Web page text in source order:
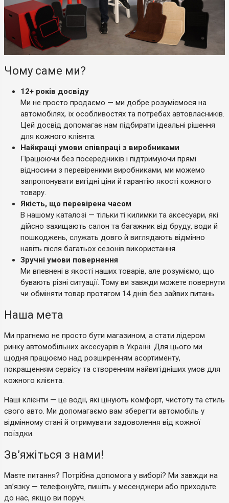
Чому саме ми?
12+ років досвіду
Ми не просто продаємо — ми добре розуміємося на
автомобілях, їх особливостях та потребах автовласників.
Цей досвід допомагає нам підбирати ідеальні рішення
для кожного клієнта.
Найкращі умови співпраці з виробниками
Працюючи без посередників і підтримуючи прямі
відносини з перевіреними виробниками, ми можемо
запропонувати вигідні ціни й гарантію якості кожного
товару.
Якість, що перевірена часом
В нашому каталозі — тільки ті килимки та аксесуари, які
дійсно захищають салон та багажник від бруду, води й
пошкоджень, служать довго й виглядають відмінно
навіть після багатьох сезонів використання.
Зручні умови повернення
Ми впевнені в якості наших товарів, але розуміємо, що
бувають різні ситуації. Тому ви завжди можете повернути
чи обміняти товар протягом 14 днів без зайвих питань.
Наша мета
Ми прагнемо не просто бути магазином, а стати лідером
ринку автомобільних аксесуарів в Україні. Для цього ми
щодня працюємо над розширенням асортименту,
покращенням сервісу та створенням найвигідніших умов для
кожного клієнта.
Наші клієнти — це водії, які цінують комфорт, чистоту та стиль
свого авто. Ми допомагаємо вам зберегти автомобіль у
відмінному стані й отримувати задоволення від кожної
поїздки.
Зв’яжіться з нами!
Маєте питання? Потрібна допомога у виборі? Ми завжди на
зв’язку — телефонуйте, пишіть у месенджери або приходьте
до нас, якщо ви поруч.